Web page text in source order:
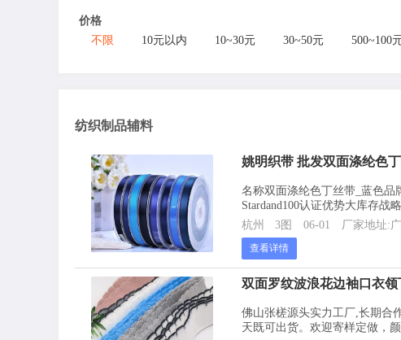
价格
不限
10元以内 10~30元 30~50元 500~100
纺织制品辅料
姚明织带 批发双面涤纶色
名称双面涤纶色丁丝带_蓝色品
Stardand100认证优势大库存
杭州
3图 06-01 厂家地址:
查看详情
双面罗纹波浪花边袖口衣
佛山张槎源头实力工厂,长期合
天既可出货。欢迎寄样定做，